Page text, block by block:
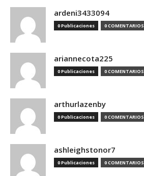
ardeni3433094
0 Publicaciones 0 COMENTARIOS
ariannecota225
0 Publicaciones 0 COMENTARIOS
arthurlazenby
0 Publicaciones 0 COMENTARIOS
ashleighstonor7
0 Publicaciones 0 COMENTARIOS